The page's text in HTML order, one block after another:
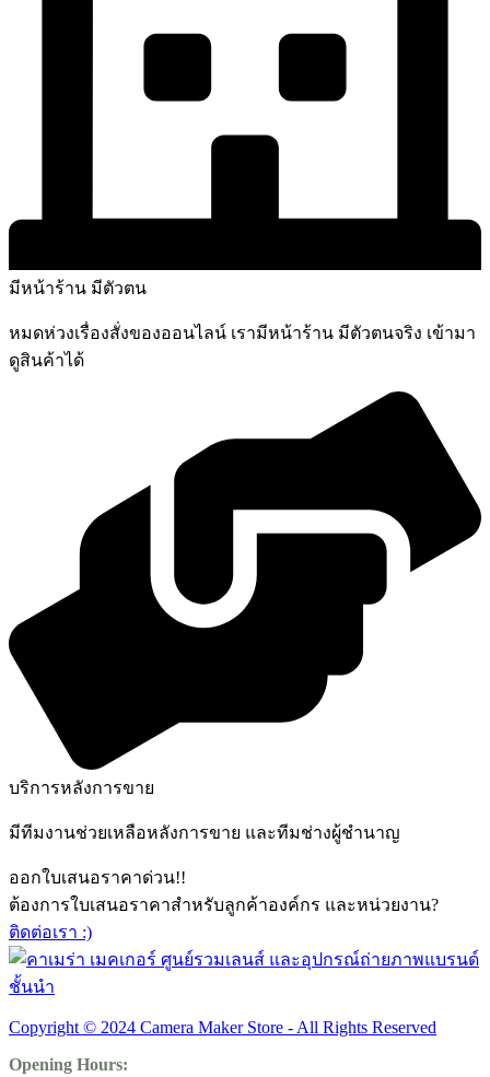
มีหน้าร้าน มีตัวตน
หมดห่วงเรื่องสั่งของออนไลน์ เรามีหน้าร้าน มีตัวตนจริง เข้ามา
ดูสินค้าได้
บริการหลังการขาย
มีทีมงานช่วยเหลือหลังการขาย และทีมช่างผู้ชำนาญ
ออกใบเสนอราคาด่วน!!
ต้องการใบเสนอราคาสำหรับลูกค้าองค์กร และหน่วยงาน?
ติดต่อเรา :)
Copyright © 2024 Camera Maker Store - All Rights Reserved
Opening Hours: